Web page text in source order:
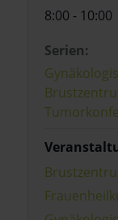
8:00 - 10:00
Serien: